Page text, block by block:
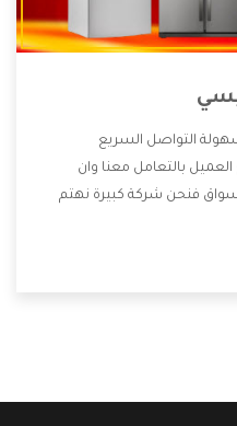
التواصل السريع
بالتعامل معنا وان
فنحن شركة كبيرة نهتم
التى تكون من أهم